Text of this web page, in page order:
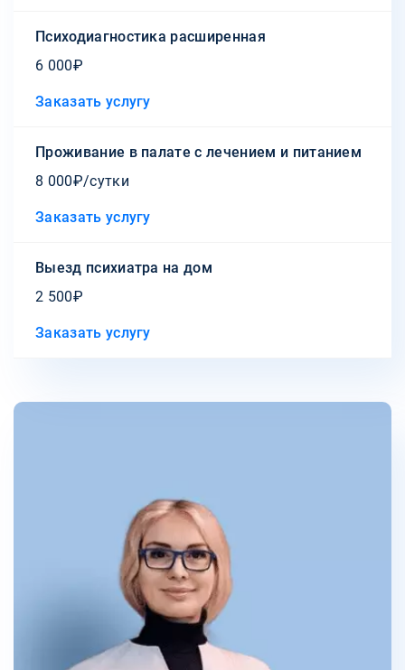
Психодиагностика расширенная
6 000₽
Заказать услугу
Проживание в палате с лечением и питанием
8 000₽/сутки
Заказать услугу
Выезд психиатра на дом
2 500₽
Заказать услугу